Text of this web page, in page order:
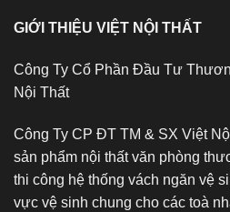
GIỚI THIỆU VIỆT NỘI THẤT
Công Ty Cổ Phần Đầu Tư
Nội Thất
Công Ty CP ĐT TM & SX Việt
sản phẩm nội thất văn phòng
thi công hệ thống vách ngăn vệ
vực vệ sinh chung cho các toà